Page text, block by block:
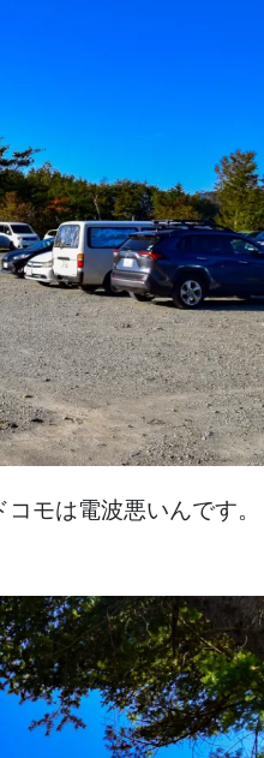
コモは電波悪いんです